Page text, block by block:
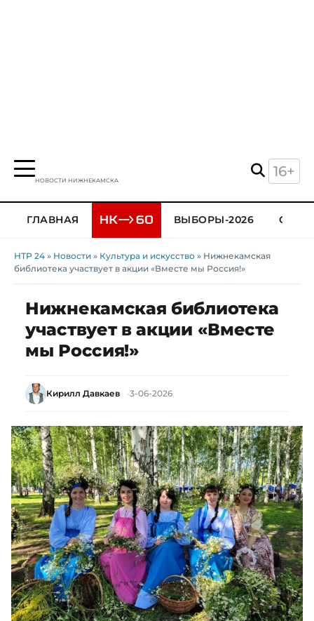
НОВОСТИ НИЖНЕКАМСКА
16+
ГЛАВНАЯ ВЫБОРЫ-2026
НТР 24 » Новости » Культура и искусство » Нижнекамская
библиотека участвует в акции «Вместе мы Россия!»
Нижнекамская библиотека
участвует в акции «Вместе
мы Россия!»
Кирилл Давкаев 3-06-2026